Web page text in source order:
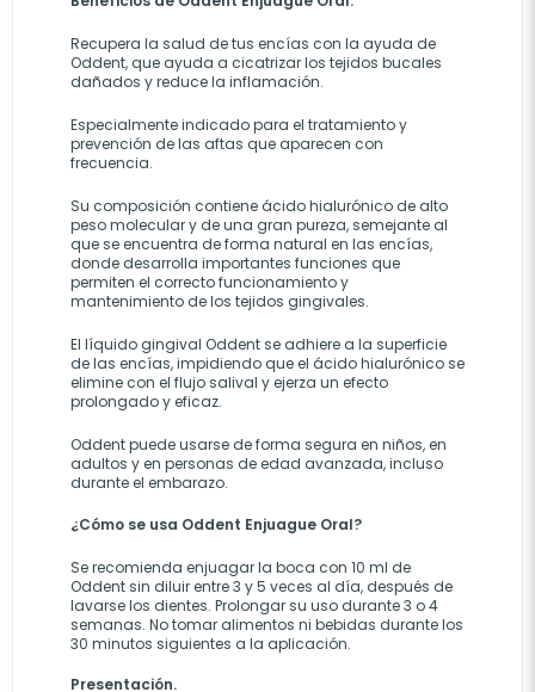
Recupera la salud de tus encías con la ayuda de
Oddent, que ayuda a cicatrizar los tejidos bucales
dañados y reduce la inflamación.
Especialmente indicado para el tratamiento y
prevención de las aftas que aparecen con
frecuencia.
Su composición contiene ácido hialurónico de alto
pesomolecular y de una gran pureza, semejante al
que se encuentra de forma natural en las encías,
donde desarrolla importantes funciones que
permiten el correcto funcionamiento y
mantenimiento de los tejidos gingivales.
El líquido gingival Oddentse adhiere a la superficie
de las encías, impidiendo que el ácido hialurónico se
elimine con el flujo salival y ejerza un efecto
prolongado y eficaz.
Oddent puede usarse de forma segura en niños, en
adultos y en personas de edad avanzada, incluso
durante el embarazo.
¿Cómo se usa Oddent Enjuague Oral?
Se recomienda enjuagar la boca con 10 ml de
Oddent sin diluir entre 3 y 5 veces al día, después de
lavarse los dientes. Prolongar su uso durante 3 o 4
semanas. No tomar alimentos ni bebidas durante los
30 minutos siguientes a la aplicación.
Presentación.